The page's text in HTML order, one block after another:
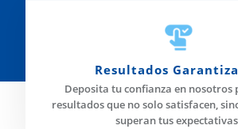
Resultados
Deposita tu confianza en
resultados que no solo satisfacen,
superan tus